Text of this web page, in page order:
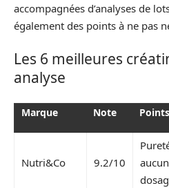
accompagnées d’analyses de
également des points à ne pas
Les 6 meilleures
analyse
Marque Note
Nutri&Co 9.2/10